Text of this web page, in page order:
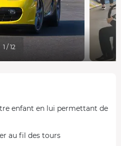
1 / 12
enfant en lui permettant de
au fil des tours